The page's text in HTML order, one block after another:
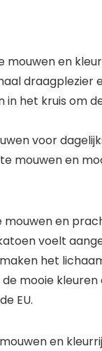
en
het kruis om
voor
mouwen en
en
voelt
het
mooie
EU.
en